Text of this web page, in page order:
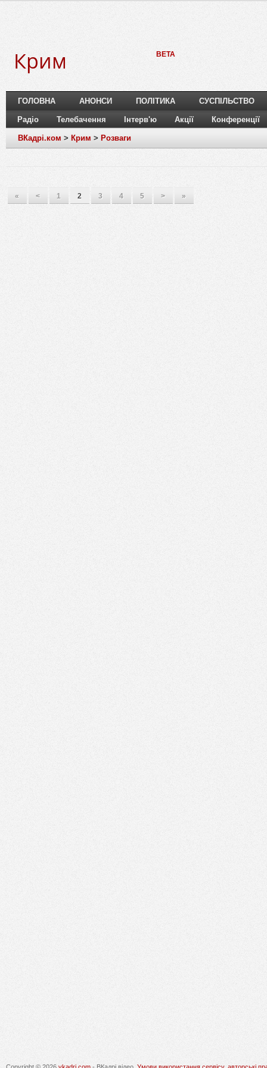
Крим BETA
ГОЛОВНА АНОНСИ ПОЛІТИКА СУСПІЛЬСТВО
Радіо Телебачення Інтерв'ю Акції Конференції
ВКадрі.ком > Крим > Розваги
« < 1 2 3 4 5 > »